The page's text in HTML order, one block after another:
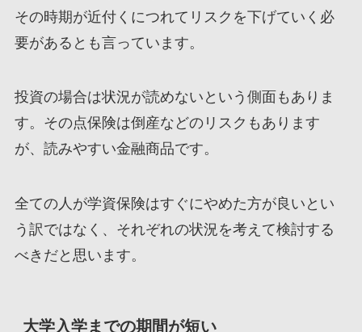
その時期が近付くにつれてリスクを下げていく必
要があるとも言っています。
投資の場合は状況が読めないという側面もありま
す。その点保険は倒産などのリスクもあります
が、読みやすい金融商品です。
全ての人が学資保険はすぐにやめた方が良いとい
う訳ではなく、それぞれの状況を考えて検討する
べきだと思います。
大学入学までの期間が短い